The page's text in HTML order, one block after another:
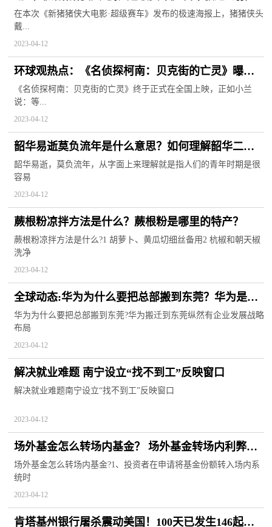
争分夺秒拯救悬浮之城
在本次《新猪猪侠大电影·超级赛车》发布的极速海报上，猪猪侠头
戴...
2023-04-12
环球观热点：《名侦探柯南：贝克街的亡灵》曝正
片片段，开启虚拟世界与现实世界双线探案
《名侦探柯南：贝克街的亡灵》终于正式在全国上映，正如小兰
说：等...
2023-04-12
韶华易逝莫负流年是什么意思？如何理解韶华二
字？_全球消息
韶华易逝，莫负流年，从字面上来理解就是指人们的青年时期是很
容易
2023-04-12
蕨根粉凉拌方法是什么？蕨根粉是哪里的特产？
蕨根粉凉拌方法是什么?1 胡萝卜、黄瓜切细丝备用2 杭椒和朝天椒
洗净
2023-04-12
全球动态:华为为什么要把总部搬到东莞？华为是国
有企业还是私企？
华为为什么要把总部搬到东莞?华为搬迁到东莞纵然有企业发展战略
布局
2023-04-12
解决就业难题 南宁设立“找不到工”反映窗口
解决就业难题南宁设立“找不到工”反映窗口
2023-04-12
场外基金怎么转场内基金？ 场外基金转场内利弊有
哪些？|焦点信息
场外基金怎么转场内基金?1、投资者在申请将基金份额转入场内系
统时
2023-04-12
肯塔基州银行屠杀震动美国！100天已发生146起大